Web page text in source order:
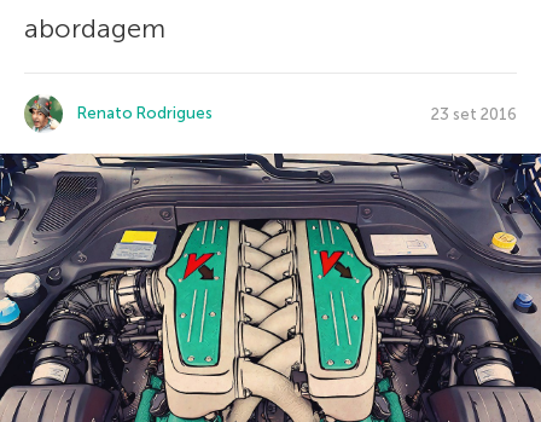
abordagem
Renato Rodrigues 23 set 2016